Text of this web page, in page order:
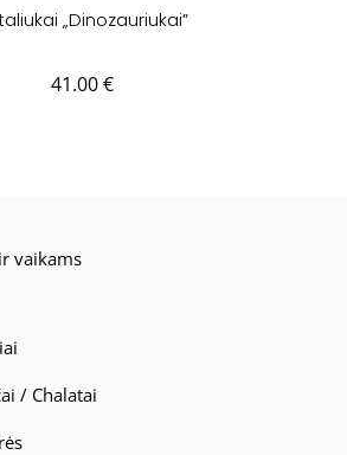
„Dinozauriukai”
41.00€
vaikams
/ Chalatai